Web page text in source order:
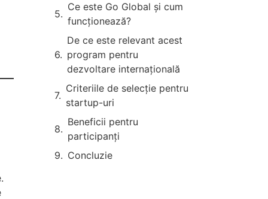
Ce este Go Global și cum
funcționează?
De ce este relevant acest
program pentru
dezvoltare internațională
Criteriile de selecție pentru
startup-uri
Beneficii pentru
participanți
Concluzie